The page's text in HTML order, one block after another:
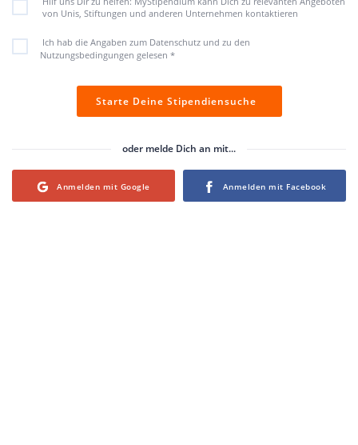
von Unis, Stiftungen und anderen Unternehmen kontaktieren
Ich hab die Angaben zum Datenschutz und zu den
Nutzungsbedingungen gelesen *
Starte Deine Stipendiensuche
oder melde Dich an mit...
Login with Google Login with Facebook